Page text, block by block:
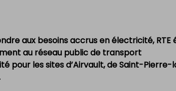
aux besoins accrus en électricité, RTE
au réseau public de transport
pour les sites d’Airvault, de Saint-